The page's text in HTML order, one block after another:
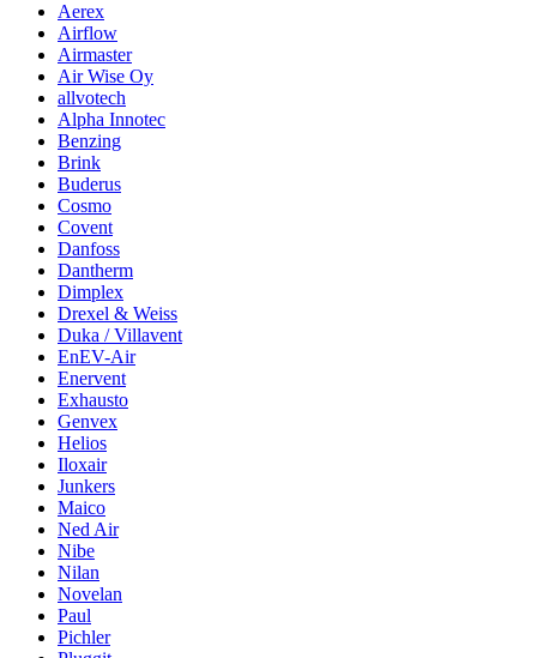
Aerex
Airflow
Airmaster
Air Wise Oy
allvotech
Alpha Innotec
Benzing
Brink
Buderus
Cosmo
Covent
Danfoss
Dantherm
Dimplex
Drexel & Weiss
Duka / Villavent
EnEV-Air
Enervent
Exhausto
Genvex
Helios
Iloxair
Junkers
Maico
Ned Air
Nibe
Nilan
Novelan
Paul
Pichler